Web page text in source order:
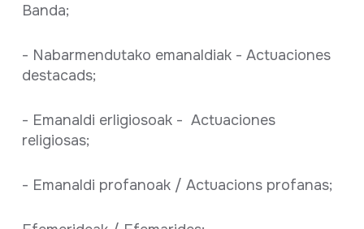
Banda;
- Nabarmendutako emanaldiak - Actuaciones
destacads;
- Emanaldi erligiosoak - Actuaciones
religiosas;
- Emanaldi profanoak / Actuacions profanas;